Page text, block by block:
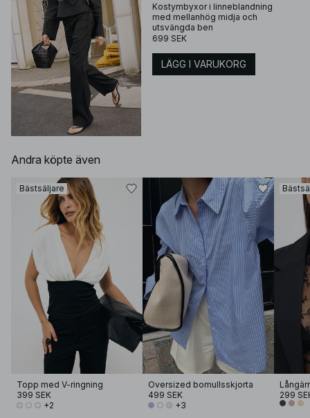
Kostymbyxor i linneblandning
med mellanhög midja och
utsvängda ben
699 SEK
LÄGG I VARUKORG
Andra köpte även
Bästsäljare
Topp med V-ringning
399 SEK
+2
Oversized bomullsskjorta
499 SEK
+3
299